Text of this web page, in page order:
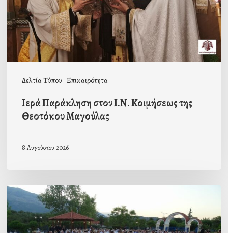
Δελτία Τύπου Επικαιρότητα
της
Θεοτόκου
Μαγούλας
Ιερά Παράκληση στον Ι.Ν. Κοιμήσεως της
Θεοτόκου Μαγούλας
8 Αυγούστου 2026
Πρόσκληση
προς
τους